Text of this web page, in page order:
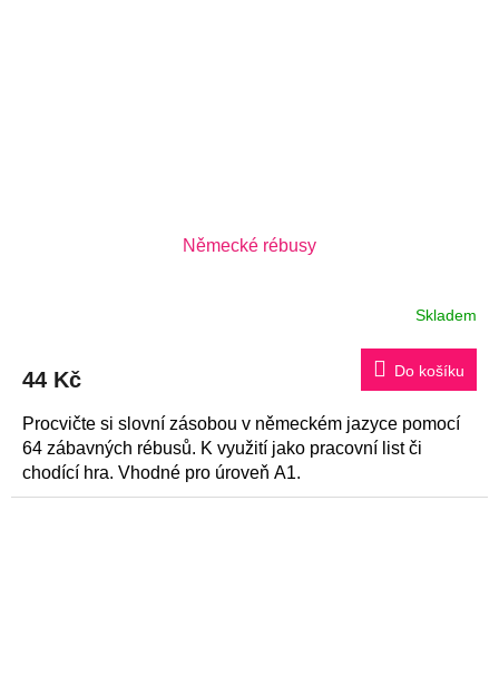
Německé rébusy
Skladem
44 Kč Do košíku
Procvičte si slovní zásobou v německém jazyce pomocí
64 zábavných rébusů. K využití jako pracovní list či
chodící hra. Vhodné pro úroveň A1.